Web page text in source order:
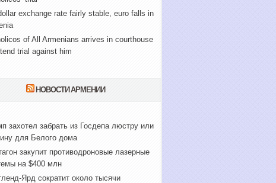
exchange rate fairly stable, euro falls in
of All Armenians arrives in courthouse
trial against him
НОВОСТИ АРМЕНИИ
захотел забрать из Госдепа люстру или
для Белого дома
закупит противодроновые лазерные
на $400 млн
Ярд сократит около тысячи